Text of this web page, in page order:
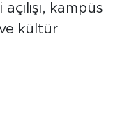
kampüs
kültür